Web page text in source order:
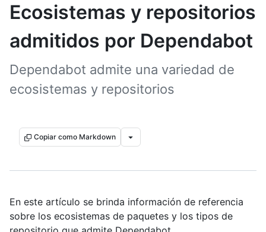
Ecosistemas y repositorios
admitidos por Dependabot
Dependabot admite una variedad de
ecosistemas y repositorios
Copiar como Markdown
En este artículo se brinda información de referencia
sobre los ecosistemas de paquetes y los tipos de